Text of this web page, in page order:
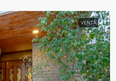
VENTA